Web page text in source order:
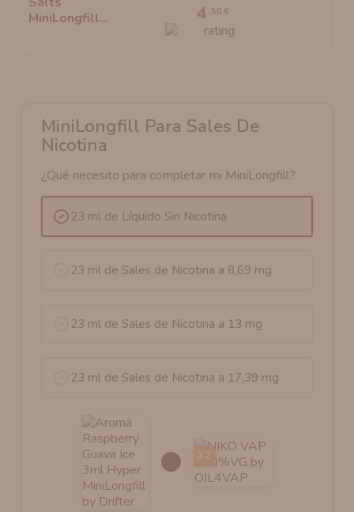
4 ,50 €
MiniLongfill Para Sales De
Nicotina
¿Qué necesito para completar mi MiniLongfill?
23 ml de Líquido Sin Nicotina
23 ml de Sales de Nicotina a 8,69 mg
23 ml de Sales de Nicotina a 13 mg
23 ml de Sales de Nicotina a 17,39 mg
X2